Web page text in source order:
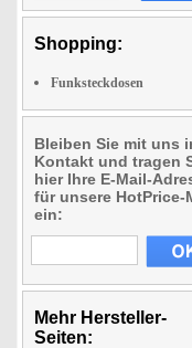
Shopping:
Funksteckdosen
Bleiben Sie mit uns
Kontakt und tragen
hier Ihre E-Mail-
für unsere HotPrice-
ein:
Mehr Hersteller-
Seiten: